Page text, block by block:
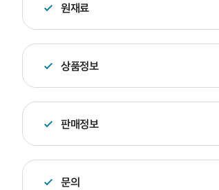
원재료
상품정보
판매정보
문의